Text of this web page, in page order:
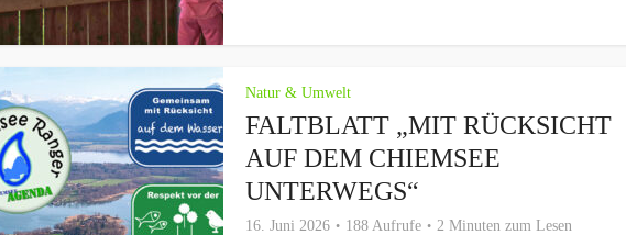
Natur & Umwelt
FALTBLATT „MIT RÜCKSICHT
AUF DEM CHIEMSEE
UNTERWEGS“
16. Juni 2026 188 Aufrufe 2 Minuten zum Lesen